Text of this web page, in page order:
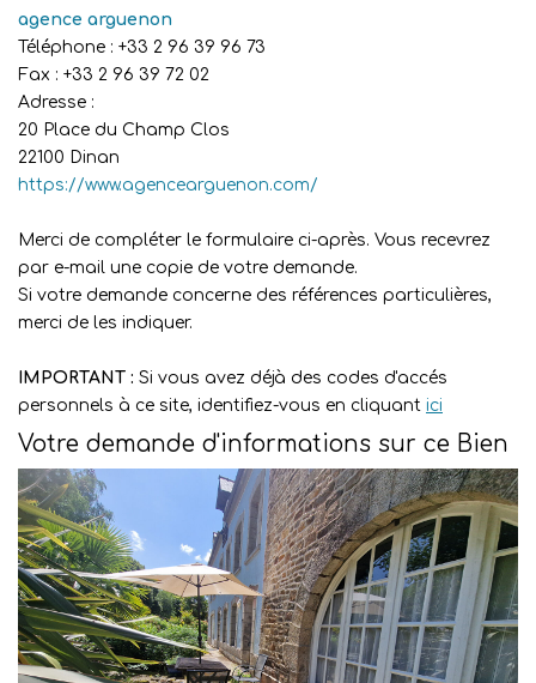
Équipe
Nous Rejoindre
CONTACT
EN
agence arguenon
Téléphone : +33 2 96 39 96 73
Fax : +33 2 96 39 72 02
Adresse :
20 Place du Champ Clos
22100 Dinan
https://www.agencearguenon.com/
Merci de compléter le formulaire ci-après. Vous recevrez
par e-mail une copie de votre demande.
Si votre demande concerne des références particulières,
merci de les indiquer.
IMPORTANT : Si vous avez déjà des codes d'accés
personnels à ce site, identifiez-vous en cliquant ici
Votre demande d'informations sur ce Bien